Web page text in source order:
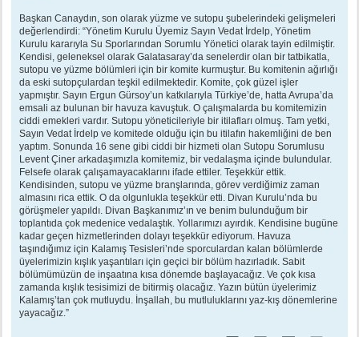
Başkan Canaydın, son olarak yüzme ve sutopu şubelerindeki gelişmeleri
değerlendirdi: “Yönetim Kurulu Üyemiz Sayın Vedat İrdelp, Yönetim
Kurulu kararıyla Su Sporlarından Sorumlu Yönetici olarak tayin edilmiştir.
Kendisi, geleneksel olarak Galatasaray’da senelerdir olan bir tatbikatla,
sutopu ve yüzme bölümleri için bir komite kurmuştur. Bu komitenin ağırlığı
da eski sutopçulardan teşkil edilmektedir. Komite, çok güzel işler
yapmıştır. Sayın Ergun Gürsoy’un katkılarıyla Türkiye’de, hatta Avrupa’da
emsali az bulunan bir havuza kavuştuk. O çalışmalarda bu komitemizin
ciddi emekleri vardır. Sutopu yöneticileriyle bir itilafları olmuş. Tam yetki,
Sayın Vedat İrdelp ve komitede olduğu için bu itilafın hakemliğini de ben
yaptım. Sonunda 16 sene gibi ciddi bir hizmeti olan Sutopu Sorumlusu
Levent Çiner arkadaşımızla komitemiz, bir vedalaşma içinde bulundular.
Felsefe olarak çalışamayacaklarını ifade ettiler. Teşekkür ettik.
Kendisinden, sutopu ve yüzme branşlarında, görev verdiğimiz zaman
almasını rica ettik. O da olgunlukla teşekkür etti. Divan Kurulu’nda bu
görüşmeler yapıldı. Divan Başkanımız’ın ve benim bulunduğum bir
toplantıda çok medenice vedalaştık. Yollarımızı ayırdık. Kendisine bugüne
kadar geçen hizmetlerinden dolayı teşekkür ediyorum. Havuza
taşındığımız için Kalamış Tesisleri’nde sporculardan kalan bölümlerde
üyelerimizin kışlık yaşantıları için geçici bir bölüm hazırladık. Sabit
bölümümüzün de inşaatına kısa dönemde başlayacağız. Ve çok kısa
zamanda kışlık tesisimizi de bitirmiş olacağız. Yazın bütün üyelerimiz
Kalamış’tan çok mutluydu. İnşallah, bu mutluluklarını yaz-kış dönemlerine
yayacağız.”